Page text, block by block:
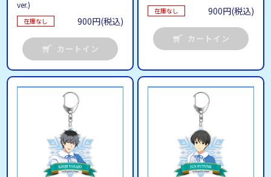
ver.)
在庫なし 900円(税込)
カートイン
在庫なし 900円(税込)
カートイン